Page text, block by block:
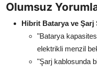
Olumsuz
Hibrit Batarya ve Şarj
"Batarya
elektrikli menzil
"Şarj kablosunda